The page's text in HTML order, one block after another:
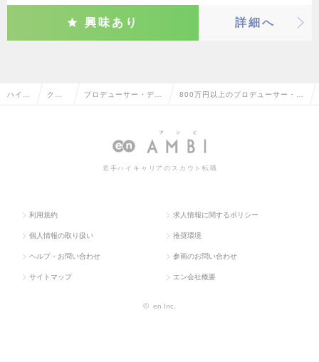
興味あり 詳細へ
ハイク クリ プロデューサー・ディ
イル・ゲーム関連）
800万円以上のプロデューサー・デ
ーム関連）の転職・求人情報一覧
若手ハイキャリアのスカウト転職
利用規約 求人情報に関するポリシー
個人情報の取り扱い 推奨環境
ヘルプ・お問い合わせ 参画のお問い合わせ
サイトマップ エン会社概要
© en Inc.